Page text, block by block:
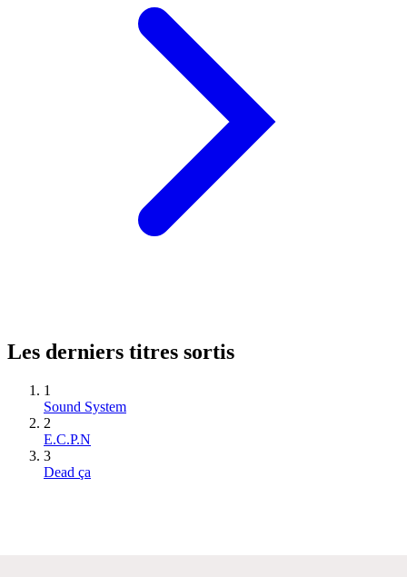
Les derniers titres sortis
1
Sound System
2
E.C.P.N
3
Dead ça